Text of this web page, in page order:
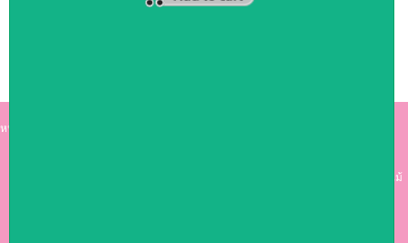
หน้าหลัก
คาร์เตอร์ เฟอร์นิเจอร์ ซุ้มไม้